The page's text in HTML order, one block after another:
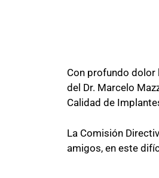
Con profundo dolor
del Dr. Marcelo
Calidad de
La Comisión
amigos, en este